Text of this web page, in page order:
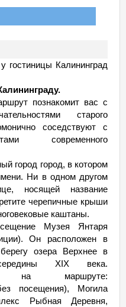
гостиницы Калининград
познакомит вас с
старого
соседствуют с
современного
город город, в котором
Ни в одном другом
носящей название
черепичные крыши
каштаны.
Музея Янтаря
Он расположен в
озера Верхнее в
ХIХ века.
на маршруте:
посещения), Могила
Рыбная Деревня,